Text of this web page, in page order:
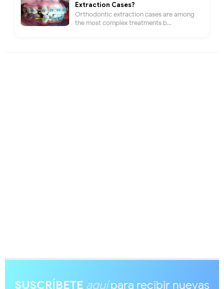
Extraction Cases?
Orthodontic extraction cases are among
the most complex treatments b...
SUSCRÍBETE aquípara recibir nuevas